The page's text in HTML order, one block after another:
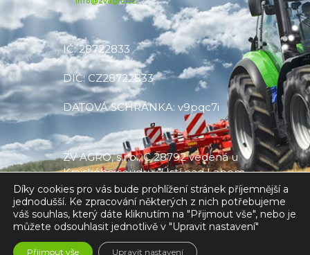
IČ: 28722833
DIČ: CZ28722833
DATOVÁ SCHRÁNKA: v9pqc7i
ZV AGRO, s.r.o., C 28792 vedená u
Krajského soudu v Ústí nad Labem
Made with❤
Díky cookies pro vás bude prohlížení stránek příjemnější a
jednodušší. Ke zpracování některých z nich potřebujeme
váš souhlas, který dáte kliknutím na "Přijmout vše", nebo je
můžete odsouhlasit jednotlivě v "Upravit nastavení"
Přijmout vše Upravit nastavení